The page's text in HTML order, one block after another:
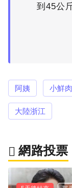
到45公
阿姨 小鮮肉
大陸浙江
網路投票